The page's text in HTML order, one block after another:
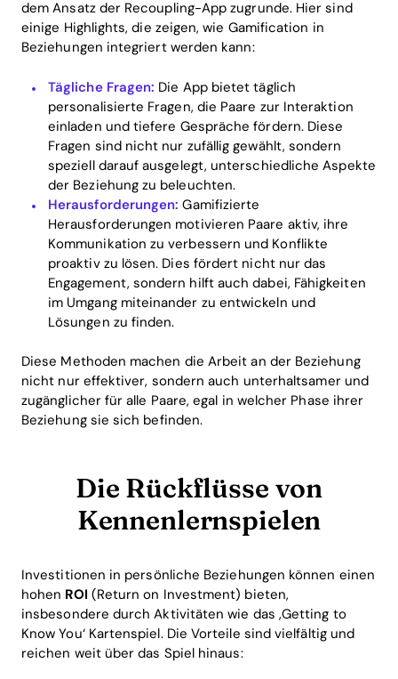
Home
Blog
Download
dem Ansatz der Recoupling-App zugrunde. Hier sind
einige Highlights, die zeigen, wie Gamification in
Beziehungen integriert werden kann:
Tägliche Fragen: Die App bietet täglich
personalisierte Fragen, die Paare zur Interaktion
einladen und tiefere Gespräche fördern. Diese
Fragen sind nicht nur zufällig gewählt, sondern
speziell darauf ausgelegt, unterschiedliche Aspekte
der Beziehung zu beleuchten.
Herausforderungen: Gamifizierte
Herausforderungen motivieren Paare aktiv, ihre
Kommunikation zu verbessern und Konflikte
proaktiv zu lösen. Dies fördert nicht nur das
Engagement, sondern hilft auch dabei, Fähigkeiten
im Umgang miteinander zu entwickeln und
Lösungen zu finden.
Diese Methoden machen die Arbeit an der Beziehung
nicht nur effektiver, sondern auch unterhaltsamer und
zugänglicher für alle Paare, egal in welcher Phase ihrer
Beziehung sie sich befinden.
Die Rückflüsse von
Kennenlernspielen
Investitionen in persönliche Beziehungen können einen
hohen ROI (Return on Investment) bieten,
insbesondere durch Aktivitäten wie das ‚Getting to
Know You‘ Kartenspiel. Die Vorteile sind vielfältig und
reichen weit über das Spiel hinaus: